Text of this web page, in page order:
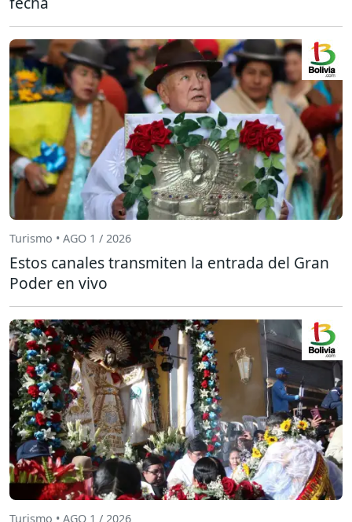
Turismo • AGO 1 / 2026
Estos canales transmiten la entrada del Gran
Poder en vivo
Turismo • AGO 1 / 2026